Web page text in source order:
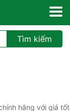
Tìm kiếm
hãng với giá tốt